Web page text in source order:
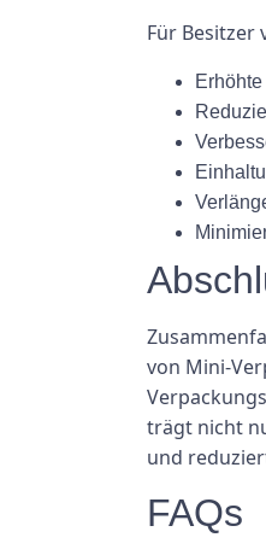
Für Besitzer
von Mini-
trägt nicht
und
FAQs